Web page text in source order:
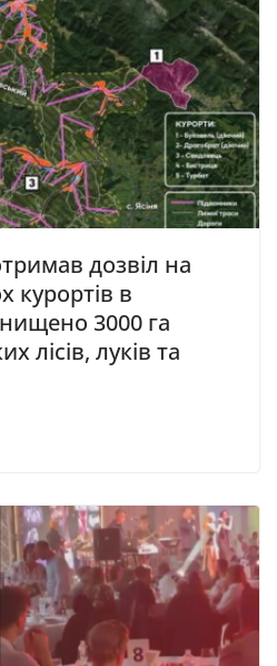
дозвіл на
курортів в
3000 га
лісів, луків та